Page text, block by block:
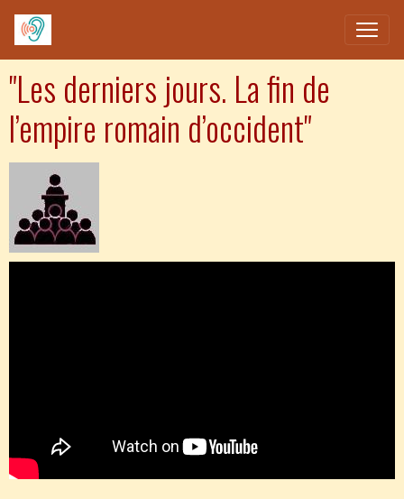
"Les derniers jours. La fin de
l’empire romain d’occident"